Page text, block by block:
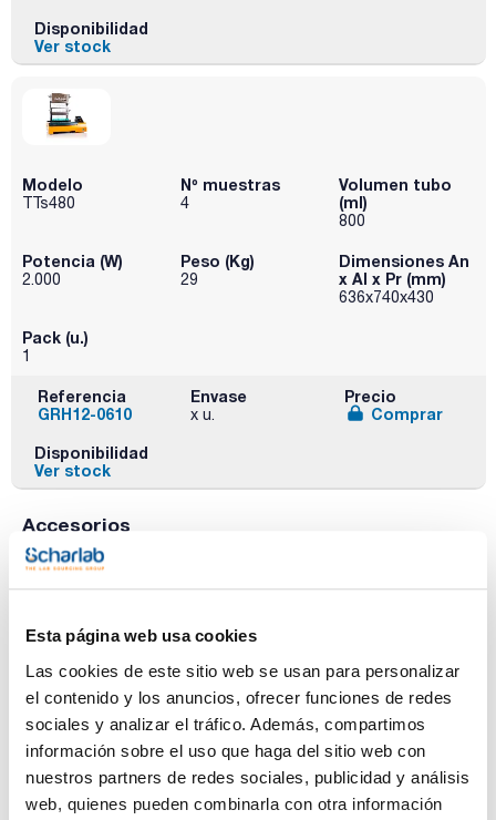
Esta página web usa cookies
Las cookies de este sitio web se usan para personalizar
el contenido y los anuncios, ofrecer funciones de redes
sociales y analizar el tráfico. Además, compartimos
información sobre el uso que haga del sitio web con
nuestros partners de redes sociales, publicidad y análisis
web, quienes pueden combinarla con otra información
Disponibilidad
Ver stock
Modelo
TTs480
Nº muestras
4
Volumen tubo
(ml)
800
Potencia (W)
2.000
Peso (Kg)
29
Dimensiones An
x Al x Pr (mm)
636x740x430
Pack (u.)
1
Referencia
GRH12-0610
Envase
x u.
Precio
Comprar
Disponibilidad
Ver stock
Accesorios
Descripción
Tubo de
digestión.
Volumen (ml): 250-
300. Dimensiones
ØxL (mm): 42x300
Para modelo
TTs625, TTs125
Pack (u.)
10